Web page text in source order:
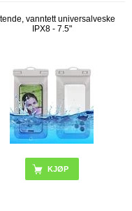
vanntett universalveske
IPX8 - 7.5"
KJØP